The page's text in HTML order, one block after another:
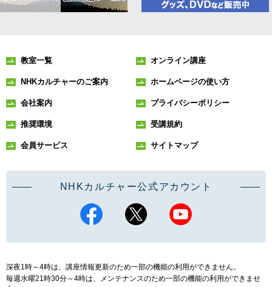
教室一覧 オンライン講座
NHKカルチャーのご案内 ホームページの使い方
会社案内 プライバシーポリシー
推奨環境 受講規約
会員サービス サイトマップ
NHKカルチャー公式アカウント
深夜1時～4時は、講座情報更新のため一部の機能の利用ができません。
毎週水曜21時30分～4時は、メンテナンスのため一部の機能の利用ができませ